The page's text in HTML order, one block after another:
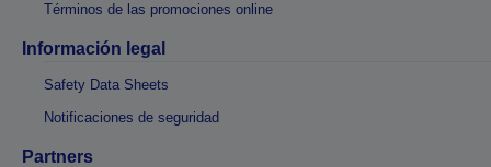
Términos de las promociones online
Información legal
Safety Data Sheets
Notificaciones de seguridad
Partners